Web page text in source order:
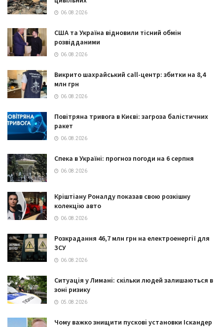
06.08.2026
США та Україна відновили тісний обмін
розвідданими
06.08.2026
Викрито шахрайський call-центр: збитки на 8,4
млн грн
06.08.2026
Повітряна тривога в Києві: загроза балістичних
ракет
06.08.2026
Спека в Україні: прогноз погоди на 6 серпня
06.08.2026
Кріштіану Роналду показав свою розкішну
колекцію авто
06.08.2026
Розкрадання 46,7 млн грн на електроенергії для
ЗСУ
06.08.2026
Ситуація у Лимані: скільки людей залишаються в
зоні ризику
05.08.2026
Чому важко знищити пускові установки Іскандер